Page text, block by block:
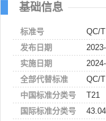
基础信息
标准号
QC/
发布日期
实施日期
全部代替标准
QC/
中国标准分类号
T21
国际标准分类号